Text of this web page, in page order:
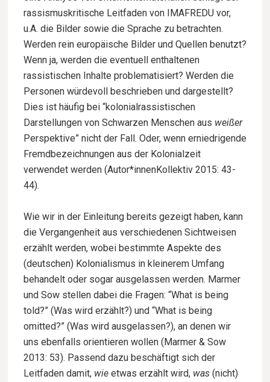
rassismuskritische Leitfaden von IMAFREDU vor,
u.A. die Bilder sowie die Sprache zu betrachten.
Werden rein europäische Bilder und Quellen benutzt?
Wenn ja, werden die eventuell enthaltenen
rassistischen Inhalte problematisiert? Werden die
Personen würdevoll beschrieben und dargestellt?
Dies ist häufig bei “kolonialrassistischen
Darstellungen von Schwarzen Menschen aus weißer
Perspektive” nicht der Fall. Oder, wenn erniedrigende
Fremdbezeichnungen aus der Kolonialzeit
verwendet werden (Autor*innenKollektiv 2015: 43-
44).
Wie wir in der Einleitung bereits gezeigt haben, kann
die Vergangenheit aus verschiedenen Sichtweisen
erzählt werden, wobei bestimmte Aspekte des
(deutschen) Kolonialismus in kleinerem Umfang
behandelt oder sogar ausgelassen werden. Marmer
und Sow stellen dabei die Fragen: “What is being
told?” (Was wird erzählt?) und “What is being
omitted?” (Was wird ausgelassen?), an denen wir
uns ebenfalls orientieren wollen (Marmer & Sow
2013: 53). Passend dazu beschäftigt sich der
Leitfaden damit, wie etwas erzählt wird, was (nicht)